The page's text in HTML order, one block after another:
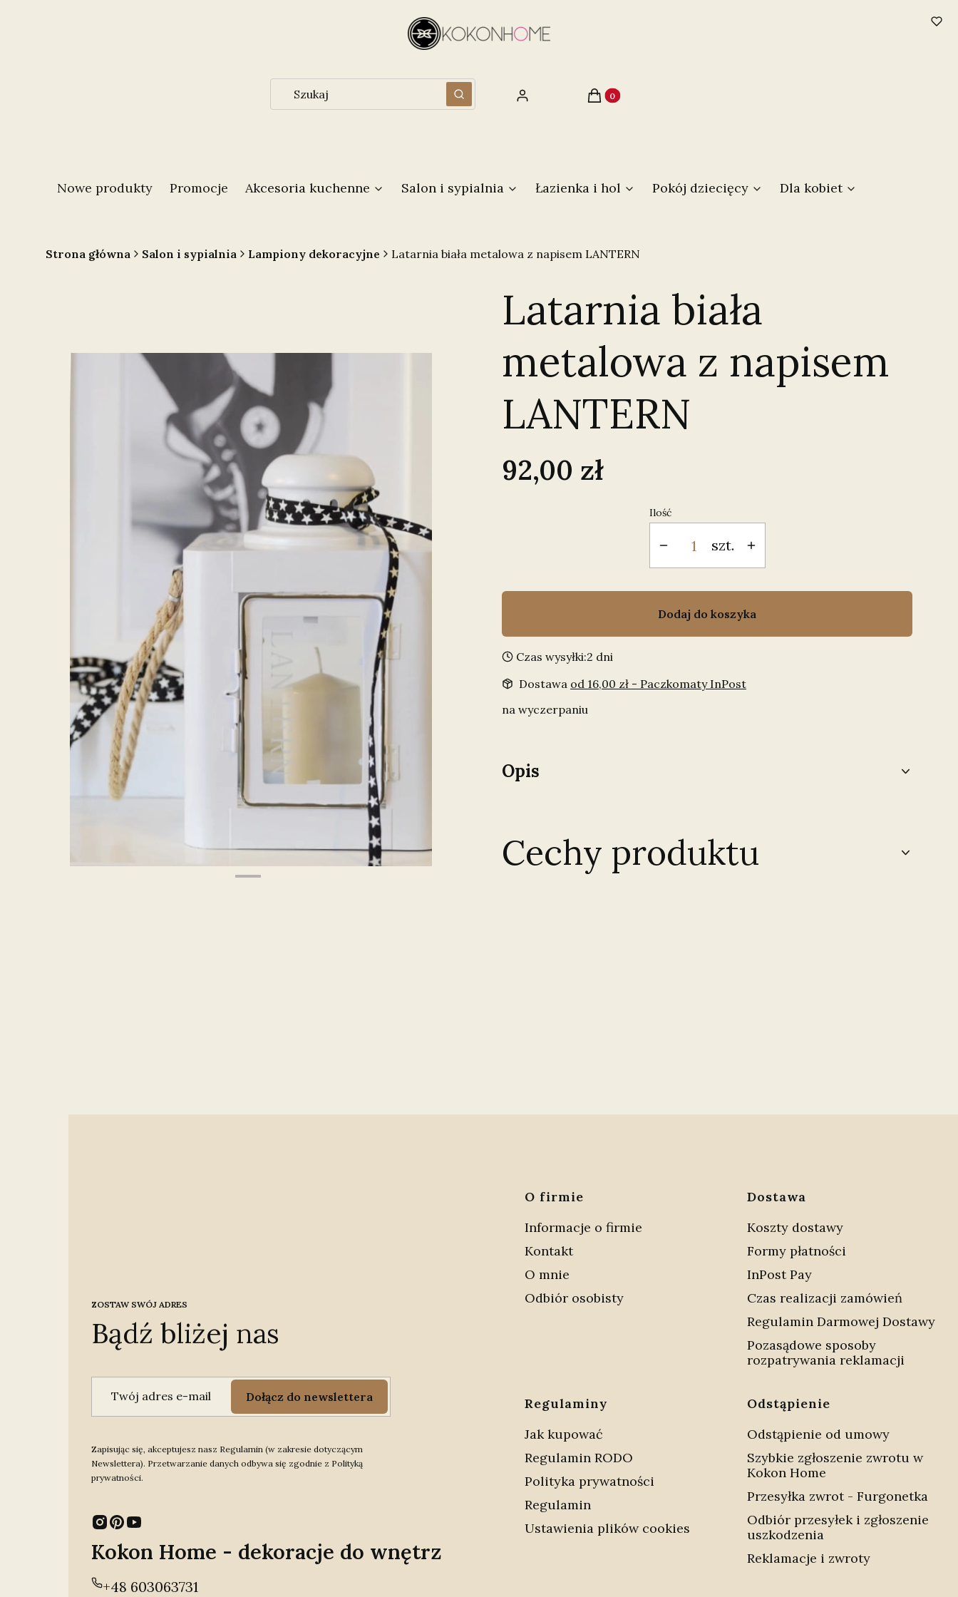
WyczyśćSzukaj Zaloguj się Produkty w koszyku: 0. Zobacz szczegóły
Koszyk
Nowe produkty Promocje Akcesoria kuchenne Salon i sypialnia Łazienka i hol Pokój dziecięcy Dla kobiet
Strona główna Salon i sypialnia Lampiony dekoracyjne Latarnia biała metalowa z napisem LANTERN
Latarnia biała
metalowa z napisem
LANTERN
Cena
92,00 zł
Ilość
szt.
Dodaj do koszyka
Czas wysyłki:2 dni
Dostawa od 16,00 zł - Paczkomaty InPost
na wyczerpaniu
Opis
Cechy produktu
ZOSTAW SWÓJ ADRES
Bądź bliżej nas
Twój adres e-mail Dołącz do newslettera
Zapisując się, akceptujesz nasz Regulamin (w zakresie dotyczącym
Newslettera). Przetwarzanie danych odbywa się zgodnie z Polityką
prywatności.
Kokon Home - dekoracje do wnętrz
+48 603063731
Linki w stopce
O firmie
Informacje o firmie
Kontakt
O mnie
Odbiór osobisty
Dostawa
Koszty dostawy
Formy płatności
InPost Pay
Czas realizacji zamówień
Regulamin Darmowej Dostawy
Pozasądowe sposoby
rozpatrywania reklamacji
Regulaminy
Jak kupować
Regulamin RODO
Polityka prywatności
Regulamin
Ustawienia plików cookies
Odstąpienie
Odstąpienie od umowy
Szybkie zgłoszenie zwrotu w
Kokon Home
Przesyłka zwrot - Furgonetka
Odbiór przesyłek i zgłoszenie
uszkodzenia
Reklamacje i zwroty